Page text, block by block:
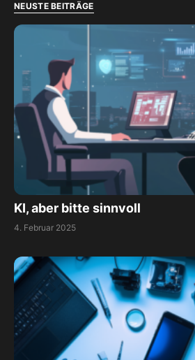
NEUSTE BEITRÄGE
KI, aber bitte sinnvoll
4. Februar 2025